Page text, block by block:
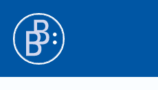
Hauptinhalt
Sidebar